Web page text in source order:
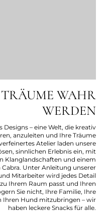
WAHR
WERDEN
Designs – eine Welt, die kreativ
anzuleiten und Ihre Träume
Atelier laden unsere
sinnlichen Erlebnis ein, mit
Klanglandschaften und einem
Unter Anleitung unserer
Mitarbeiter wird jedes Detail
Ihrem Raum passt und Ihren
Sie nicht, Ihre Familie, Ihre
Ihren Hund mitzubringen – wir
haben leckere Snacks für alle.